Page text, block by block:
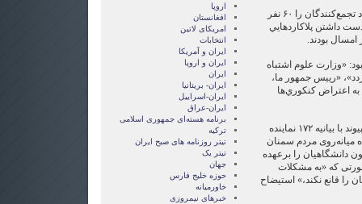
خبرگزاری ایسنا در گزارشی تعداد تجمع‌کنندگان را ۶۰ نفر
داشتن پلاكاردهايي
امسال بودند.
«وزارت علوم اشتباه
«رييس جمهور ما،
اعتراض كنكوري‌ها
در واکنش به این اعتراض‌ها و در پیوند با بیانیه ۱۷۲ نماینده
میانه‌روی مردم سمنان
دانشگاهیان را برعهده
که «به مشكلات
را قانع نكند،» استيضاح
اروپا
افغانستان
امریکای لاتین
انتخابات
ايران و آمريکا
ايران و اروپا
ایران
ایران- بریتانیا
ایران-اسراییل
ایران-عراق
برنامه هسته‌ای جمهوری اسلامی
ترکیه
تیتر روزنامه های صبح ایران
تیتر یک
جهان
حوزه خلیج فارس
خاورمیانه
خبرهای نیمروزی